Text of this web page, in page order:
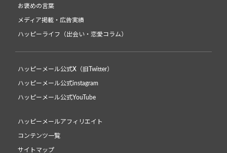
お褒めの言葉
メディア掲載・広告実績
ハッピーライフ（出会い・恋愛コラム）
ハッピーメール公式X（旧Twitter）
ハッピーメール公式instagram
ハッピーメール公式YouTube
ハッピーメールアフィリエイト
コンテンツ一覧
サイトマップ